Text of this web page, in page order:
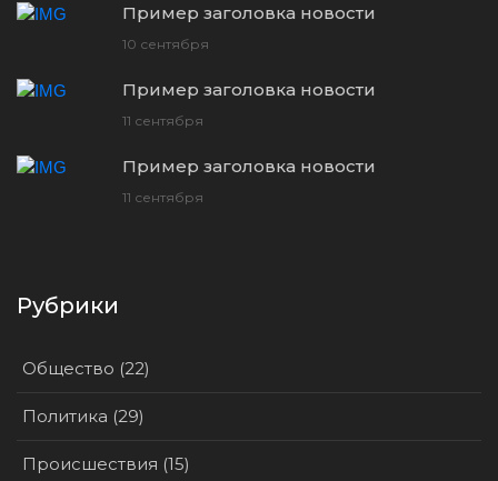
Пример заголовка новости
10 сентября
Пример заголовка новости
11 сентября
Пример заголовка новости
11 сентября
Рубрики
Общество (22)
Политика (29)
Происшествия (15)